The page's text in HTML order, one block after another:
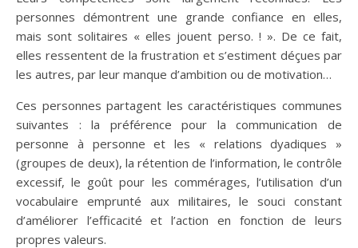
personnes démontrent une grande confiance en elles,
mais sont solitaires « elles jouent perso. ! ». De ce fait,
elles ressentent de la frustration et s’estiment déçues par
les autres, par leur manque d’ambition ou de motivation…
Ces personnes partagent les caractéristiques communes
suivantes : la préférence pour la communication de
personne à personne et les « relations dyadiques »
(groupes de deux), la rétention de l’information, le contrôle
excessif, le goût pour les commérages, l’utilisation d’un
vocabulaire emprunté aux militaires, le souci constant
d’améliorer l’efficacité et l’action en fonction de leurs
propres valeurs.